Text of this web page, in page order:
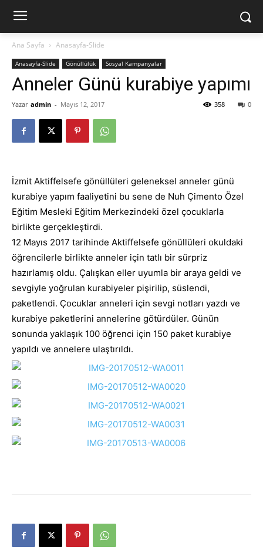
Ana Sayfa Anasayfa-Slide
Anasayfa-Slide Gönüllülük Sosyal Kampanyalar
Anneler Günü kurabiye yapımı
Yazar admin - Mayıs 12, 2017 0
358
İzmit Aktiffelsefe gönüllüleri geleneksel anneler günü
kurabiye yapım faaliyetini bu sene de Nuh Çimento Özel
Eğitim Mesleki Eğitim Merkezindeki özel çocuklarla
birlikte gerçekleştirdi.
12 Mayıs 2017 tarihinde Aktiffelsefe gönüllüleri okuldaki
öğrencilerle birlikte anneler için tatlı bir sürpriz
hazırlamış oldu. Çalışkan eller uyumla bir araya geldi ve
sevgiyle yoğrulan kurabiyeler pişirilip, süslendi,
paketlendi. Çocuklar anneleri için sevgi notları yazdı ve
kurabiye paketlerini annelerine götürdüler. Günün
sonunda yaklaşık 100 öğrenci için 150 paket kurabiye
yapıldı ve annelere ulaştırıldı.